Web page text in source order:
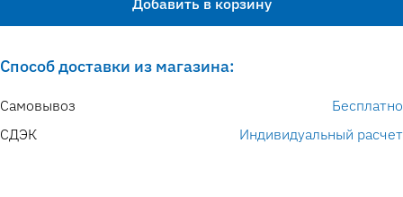
Добавить в корзину
Способ доставки из магазина:
Самовывоз
Бесплатно
СДЭК
Индивидуальный расчет